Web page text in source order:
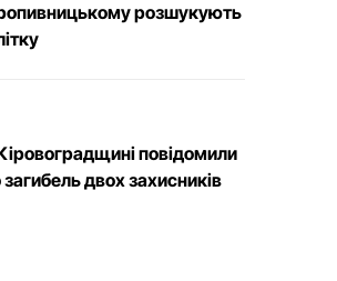
розшукують
повідомили
двох захисників